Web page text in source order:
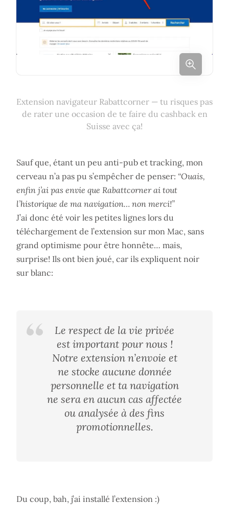
Extension navigateur Rabattcorner — tu risques pas
de rater une occasion de te faire du cashback en
Suisse avec ça!
Sauf que, étant un peu anti-pub et tracking, mon
cerveau n’a pas pu s’empêcher de penser: “Ouais,
enfin j’ai pas envie que Rabattcorner ai tout
l’historique de ma navigation… non merci!”
J’ai donc été voir les petites lignes lors du
téléchargement de l’extension sur mon Mac, sans
grand optimisme pour être honnête… mais,
surprise! Ils ont bien joué, car ils expliquent noir
sur blanc:
Le respect de la vie privée
est important pour nous !
Notre extension n’envoie et
ne stocke aucune donnée
personnelle et ta navigation
ne sera en aucun cas affectée
ou analysée à des fins
promotionnelles.
Du coup, bah, j’ai installé l’extension :)